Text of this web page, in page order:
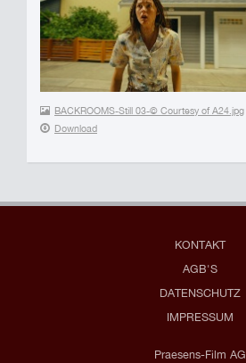
BACKROOMS-Still 03-© Courtesy of A24.jpg
Download
KONTAKT
AGB'S
DATENSCHUTZ
IMPRESSUM
Praesens-Film AG